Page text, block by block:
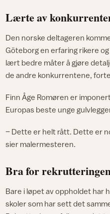
Lærte av
Den norske deltageren
Göteborg en erfaring rikere
lært bedre måter å gjøre
de andre konkurrentene,
Finn Åge Romøren er
Europas beste unge
– Dette er helt rått. Dette er
sier malermesteren.
Bra for
Bare i løpet av oppholdet har
skoler som har sett det